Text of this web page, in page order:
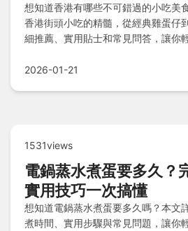
想知道香港有哪些不可錯過的小吃美
香港街頭小吃的精髓，從經典雞蛋仔
細推薦、實用貼士和常見問答，讓你
2026-01-21
1531views
電鍋蒸水煮蛋要多久？
實用技巧一次搞懂
想知道電鍋蒸水煮蛋要多久嗎？本文
煮時間、實用步驟與常見問題，讓你